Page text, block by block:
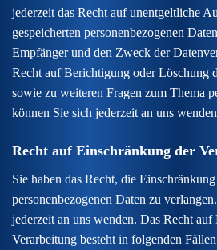
jederzeit das Recht auf unentgeltliche
gespeicherten personenbezogenen
Empfänger und den Zweck der
Recht auf Berichtigung oder Löschung
sowie zu weiteren Fragen zum Thema
können Sie sich jederzeit an uns
Recht auf Einschränkung der
Sie haben das Recht, die
personenbezogenen Daten zu
jederzeit an uns wenden. Das Recht
Verarbeitung besteht in folgenden